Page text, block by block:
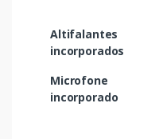
Altifalantes
incorporados
Microfone
incorporado